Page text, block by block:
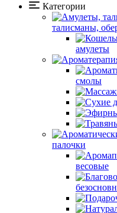
Категории
талисманы,
амулеты
смолы
палочки
весовые